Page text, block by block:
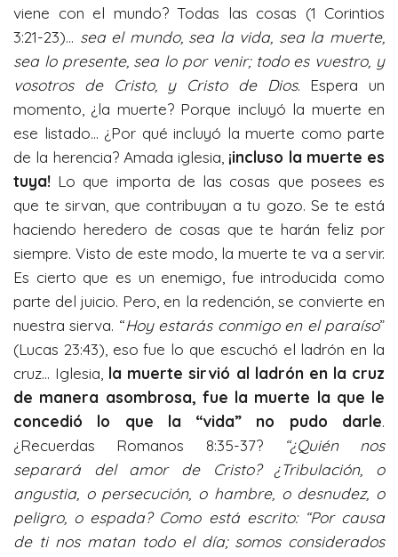
viene con el mundo? Todas las cosas (1 Corintios
3:21-23)… sea el mundo, sea la vida, sea la muerte,
sea lo presente, sea lo por venir; todo es vuestro, y
vosotros de Cristo, y Cristo de Dios. Espera un
momento, ¿la muerte? Porque incluyó la muerte en
ese listado… ¿Por qué incluyó la muerte como parte
de la herencia? Amada iglesia, ¡incluso la muerte es
tuya! Lo que importa de las cosas que posees es
que te sirvan, que contribuyan a tu gozo. Se te está
haciendo heredero de cosas que te harán feliz por
siempre. Visto de este modo, la muerte te va a servir.
Es cierto que es un enemigo, fue introducida como
parte del juicio. Pero, en la redención, se convierte en
nuestra sierva. “Hoy estarás conmigo en el paraíso”
(Lucas 23:43), eso fue lo que escuchó el ladrón en la
cruz… Iglesia, la muerte sirvió al ladrón en la cruz
de manera asombrosa, fue la muerte la que le
concedió lo que la “vida” no pudo darle.
¿Recuerdas Romanos 8:35-37?
“¿Quién nos
separará del amor de Cristo? ¿Tribulación, o
angustia, o persecución, o hambre, o desnudez, o
peligro, o espada? Como está escrito: “Por causa
de ti nos matan todo el día; somos considerados